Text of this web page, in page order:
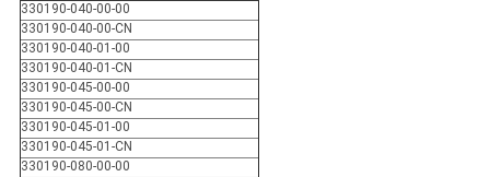
330190-040-00-00
330190-040-00-CN
330190-040-01-00
330190-040-01-CN
330190-045-00-00
330190-045-00-CN
330190-045-01-00
330190-045-01-CN
330190-080-00-00